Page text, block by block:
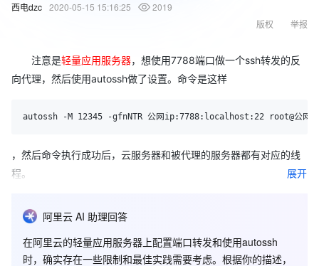
西电dzc 2020-05-15 15:16:25
2019
举报
版权
注意是轻量应用服务器，想使用7788端口做一个ssh转发的反
向代理，然后使用autossh做了设置。命令是这样
，然后命令执行成功后，云服务器和被代理的服务器都有对应的线
程。
没问题，但是地址只能是本机的。
展开
阿里云 AI 助理回答
在阿里云的轻量应用服务器上配置端口转发和使用autossh
时，确实存在一些限制和最佳实践需要考虑。根据你的描述，